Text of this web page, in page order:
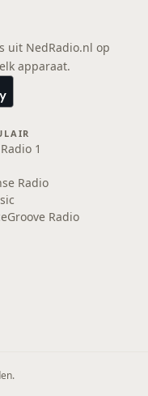
uit NedRadio.nl op
apparaat.
1
Radio
Radio